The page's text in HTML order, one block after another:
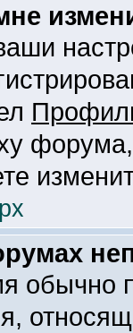
обычно